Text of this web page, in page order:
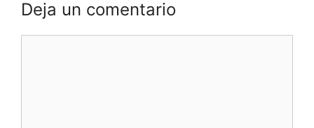
Deja un comentario